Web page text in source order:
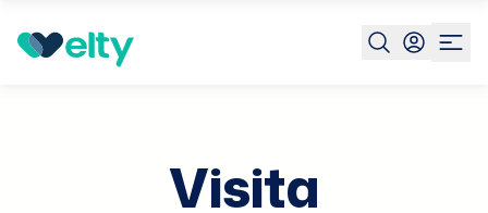
Prenota visita Sesto Calende
Visita